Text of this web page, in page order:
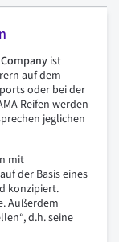
Companyist
auf dem
oder bei der
Reifen werden
jeglichen
mit
der Basis eines
konzipiert.
Außerdem
d.h. seine